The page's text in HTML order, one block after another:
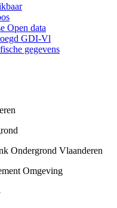
Open data
GDI-Vl
gegevens
Ondergrond Vlaanderen
Omgeving